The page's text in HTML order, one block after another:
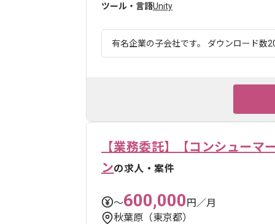
ツール・言語Unity
有名企業の子会社です。 ダウンロード数
【業務委託】【コンシュー
ンの求人・案件
〜600,000円／月
秋葉原（東京都）